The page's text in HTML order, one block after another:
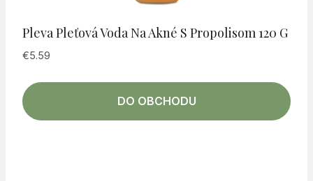
Pleva Pleťová Voda Na Akné S Propolisom 120 G
€5.59
DO OBCHODU